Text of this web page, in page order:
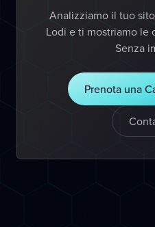
Analizziamo il tuo
Lodi e ti mostriamo le
Senza
Prenota una